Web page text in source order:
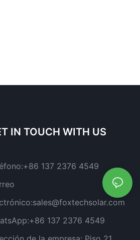
IN TOUCH WITH US
+86 137 2376 4549
sales@foxtechsolar.com
+86 137 2376 4549